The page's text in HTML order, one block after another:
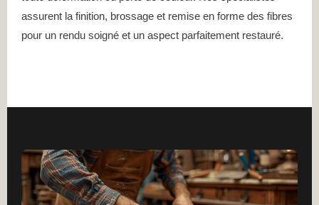
assurent la finition, brossage et remise en forme des fibres
pour un rendu soigné et un aspect parfaitement restauré.